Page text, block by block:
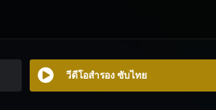
วีดีโอสำรอง ซับไทย